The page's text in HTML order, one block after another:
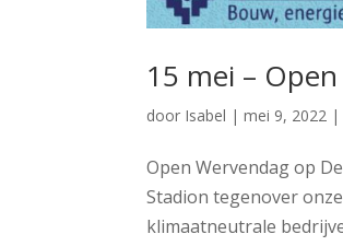
15 mei –
door Isabel |mei 9, 2022 |
Open Wervendag op
Stadion tegenover
klimaatneutrale